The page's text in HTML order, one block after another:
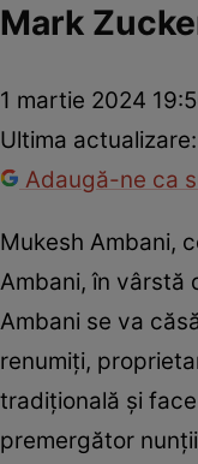
Mark
1 martie 2024
Ultima actualizare:
Adaugă-ne ca
Mukesh Ambani,
Ambani, în vârstă
Ambani se va
renumiți,
tradițională și
premergător